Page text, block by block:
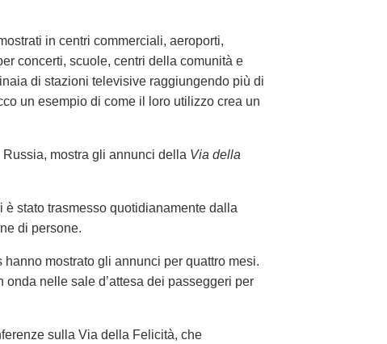
in centri commerciali, aeroporti,
concerti, scuole, centri della comunità e
di stazioni televisive raggiungendo più di
un esempio di come il loro utilizzo crea un
Russia, mostra gli annunci della Via della
è stato trasmesso quotidianamente dalla
di persone.
hanno mostrato gli annunci per quattro mesi.
onda nelle sale d’attesa dei passeggeri per
sulla Via della Felicità, che